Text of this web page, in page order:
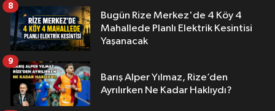
Bugün Rize Merkez'de 4 Köy 4
Mahallede Planlı Elektrik Kesintisi
Yaşanacak
8
Barış Alper Yılmaz, Rize’den
Ayrılırken Ne Kadar Haklıydı?
9